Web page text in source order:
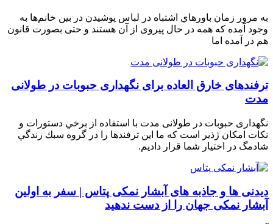
به مرور زمان باورهاي اشتباه در لباس پوشيدن در بین خانم‌ها به
وجود آمده که همه در حال پیروی از آن هستند و حتی بصورت قانون
هم در آمده اما
ترفندهای خارق العاده برای نگهداری حبوبات در طولانی
مدت
نگهداری حبوبات در طولانی مدت با استفاده از برخي دستورات و
نكات امكان ژذير است كه ما اين ترفندها را در گروه سبك زندگي
شادمگ در اختيار شما قرار داديم.
دیدنی ها و جاذبه های آبشار نمکی پتاس | سفر به اولین
آبشار نمکی جهان را از دست ندهید